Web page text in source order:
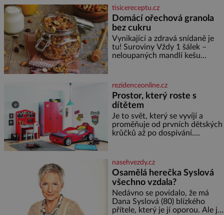
asociace, reprezentačních týmů
i českého fotbalu v regionech.
Partner
tisicereceptu.cz
Domácí ořechová granola
bez cukru
Vynikající a zdravá snídaně je
tu! Suroviny Vždy 1 šálek –
neloupaných mandlí kešu
semínek dýně rozinek 3 šálky
ovesných vloček 1 lžíce mlet
rezidenceonline.cz
Prostor, který roste s
dítětem
Je to svět, který se vyvíjí a
proměňuje od prvních dětských
krůčků až po dospívání.
soustředění i odpočinek a
reaguje na každou etapu života
a specifické potřeby dítěte. Pro
nejmenší je klíčová
jednoduchost, měkkost a
bezpečí, proto by pokoj
miminka měl působit především
nasehvezdy.cz
Osamělá herečka Syslová
všechno vzdala?
Nedávno se povídalo, že má
Dana Syslová (80) blízkého
přítele, který je jí oporou. Ale je